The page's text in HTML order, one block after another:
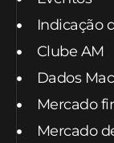
Indicação
Clube AM
Dados
Mercado
Mercado